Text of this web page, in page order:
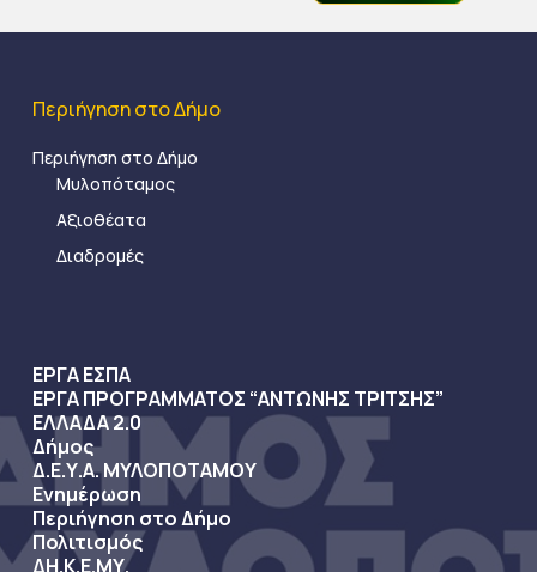
Περιήγηση στο Δήμο
Περιήγηση στο Δήμο
Μυλοπόταμος
Αξιοθέατα
Διαδρομές
ΕΡΓΑ ΕΣΠΑ
ΕΡΓΑ ΠΡΟΓΡΑΜΜΑΤΟΣ “ΑΝΤΩΝΗΣ ΤΡΙΤΣΗΣ”
ΕΛΛΑΔΑ 2.0
Δήμος
Δ.Ε.Υ.Α. ΜΥΛΟΠΟΤΑΜΟΥ
Ενημέρωση
Περιήγηση στο Δήμο
Πολιτισμός
ΔΗ.Κ.Ε.ΜΥ.